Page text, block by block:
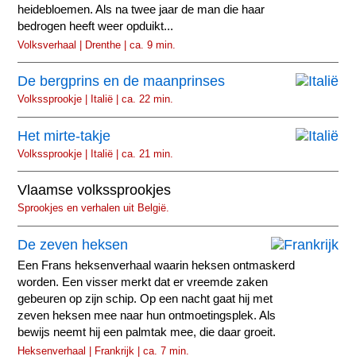
heidebloemen. Als na twee jaar de man die haar
bedrogen heeft weer opduikt...
Volksverhaal | Drenthe | ca. 9 min.
De bergprins en de maanprinses
Volkssprookje | Italië | ca. 22 min.
Het mirte-takje
Volkssprookje | Italië | ca. 21 min.
Vlaamse volkssprookjes
Sprookjes en verhalen uit België.
De zeven heksen
Een Frans heksenverhaal waarin heksen ontmaskerd
worden. Een visser merkt dat er vreemde zaken
gebeuren op zijn schip. Op een nacht gaat hij met
zeven heksen mee naar hun ontmoetingsplek. Als
bewijs neemt hij een palmtak mee, die daar groeit.
Heksenverhaal | Frankrijk | ca. 7 min.